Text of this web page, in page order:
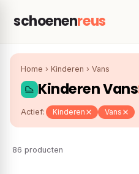
schoenenreus
Home › Kinderen › Vans
Kinderen Vans
Actief: Kinderen Vans
86 producten